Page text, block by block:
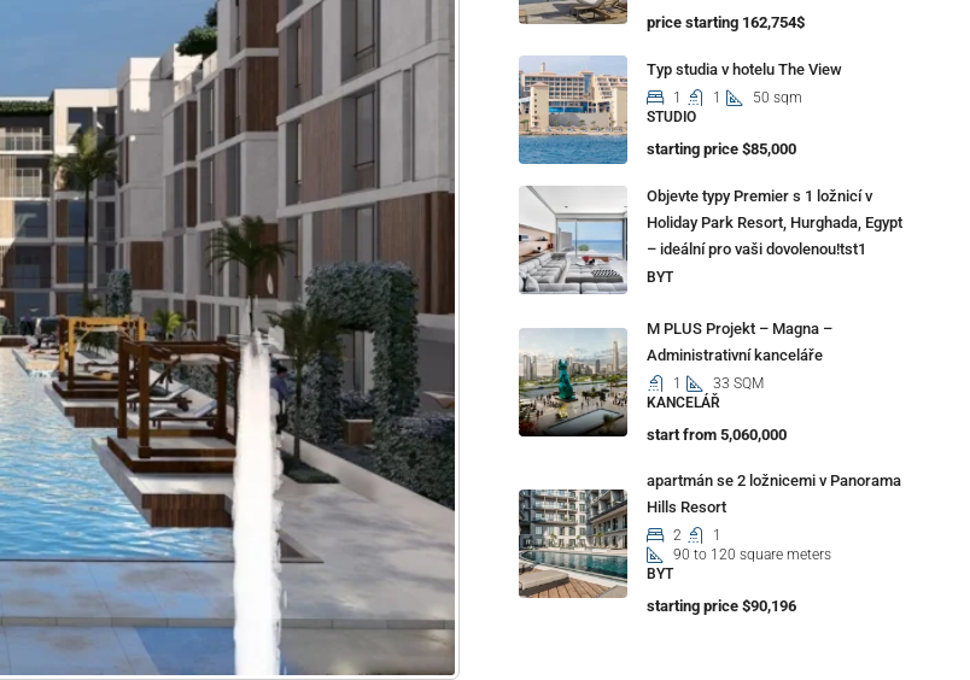
price starting 162,754$
Typ studia v hotelu The View
1 1
50 sqm
STUDIO
starting price $85,000
Objevte typy Premier s 1 ložnicí v
Holiday Park Resort, Hurghada, Egypt
– ideální pro vaši dovolenou!tst1
BYT
M PLUS Projekt – Magna –
Administrativní kanceláře
1
33 SQM
KANCELÁŘ
start from 5,060,000
apartmán se 2 ložnicemi v Panorama
Hills Resort
2
1
90 to 120 square meters
BYT
starting price $90,196